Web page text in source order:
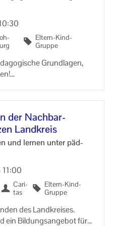
Eltern-​Kind-
Gruppe
Grund­la­gen,
der Nach­bar­
Land­kreis
und ler­nen unter päd­
11:00
Ca­ri­
tas
Eltern-​Kind-
Gruppe
des Land­krei­ses.
ein Bil­dungs­an­ge­bot für